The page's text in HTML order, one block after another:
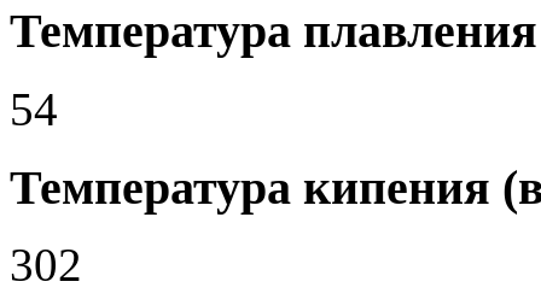
Температура
54
Температура кипения
302